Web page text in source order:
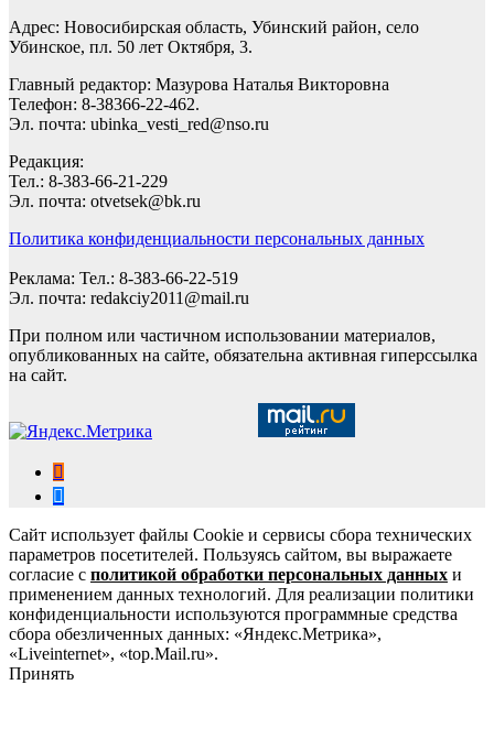
Адрес: Новосибирская область, Убинский район, село
Убинское, пл. 50 лет Октября, 3.
Главный редактор: Мазурова Наталья Викторовна
Телефон: 8-38366-22-462.
Эл. почта: ubinka_vesti_red@nso.ru
Редакция:
Тел.: 8-383-66-21-229
Эл. почта: otvetsek@bk.ru
Политика конфиденциальности персональных данных
Реклама: Тел.: 8-383-66-22-519
Эл. почта: redakciy2011@mail.ru
При полном или частичном использовании материалов,
опубликованных на сайте, обязательна активная гиперссылка
на сайт.
Сайт использует файлы Cookie и сервисы сбора технических
параметров посетителей. Пользуясь сайтом, вы выражаете
согласие с политикой обработки персональных данных и
применением данных технологий. Для реализации политики
конфиденциальности используются программные средства
сбора обезличенных данных: «Яндекс.Метрика»,
«Liveinternet», «top.Mail.ru».
Принять